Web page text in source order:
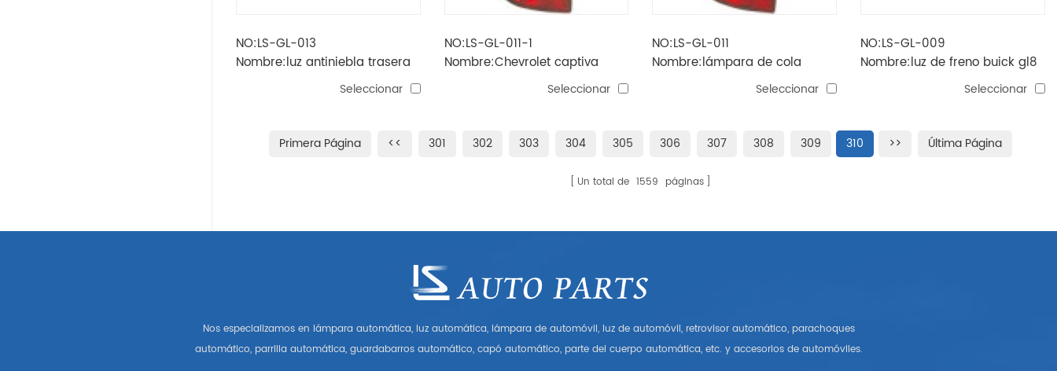
NO:LS-GL-013
Nombre:luz antiniebla trasera
Seleccionar
NO:LS-GL-011-1
Nombre:Chevrolet captiva
lámpara de cola (modelo
Seleccionar
NO:LS-GL-011
Nombre:lámpara de cola
Seleccionar
NO:LS-GL-009
Nombre:luz de freno buick gl8
'94 de la posición alta
Seleccionar
Primera Página << 301 302 303 304 305 306 307 308 309 310 >> Última Página
Un total de 1559 páginas
Nos especializamos en lámpara automática, luz automática, lámpara de automóvil, luz de automóvil, retrovisor automático, parachoques
automático, parrilla automática, guardabarros automático, capó automático, parte del cuerpo automática, etc. y accesorios de automóviles.